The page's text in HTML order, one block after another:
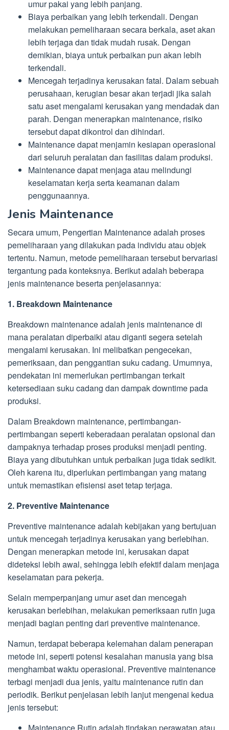
umur pakai yang lebih panjang.
Biaya perbaikan yang lebih terkendali. Dengan
melakukan pemeliharaan secara berkala, aset akan
lebih terjaga dan tidak mudah rusak. Dengan
demikian, biaya untuk perbaikan pun akan lebih
terkendali.
Mencegah terjadinya kerusakan fatal. Dalam sebuah
perusahaan, kerugian besar akan terjadi jika salah
satu aset mengalami kerusakan yang mendadak dan
parah. Dengan menerapkan maintenance, risiko
tersebut dapat dikontrol dan dihindari.
Maintenance dapat menjamin kesiapan operasional
dari seluruh peralatan dan fasilitas dalam produksi.
Maintenance dapat menjaga atau melindungi
keselamatan kerja serta keamanan dalam
penggunaannya.
Jenis Maintenance
Secara umum, Pengertian Maintenance adalah proses
pemeliharaan yang dilakukan pada individu atau objek
tertentu. Namun, metode pemeliharaan tersebut bervariasi
tergantung pada konteksnya. Berikut adalah beberapa
jenis maintenance beserta penjelasannya:
1. Breakdown Maintenance
Breakdown maintenance adalah jenis maintenance di
mana peralatan diperbaiki atau diganti segera setelah
mengalami kerusakan. Ini melibatkan pengecekan,
pemeriksaan, dan penggantian suku cadang. Umumnya,
pendekatan ini memerlukan pertimbangan terkait
ketersediaan suku cadang dan dampak downtime pada
produksi.
Dalam Breakdown maintenance, pertimbangan-
pertimbangan seperti keberadaan peralatan opsional dan
dampaknya terhadap proses produksi menjadi penting.
Biaya yang dibutuhkan untuk perbaikan juga tidak sedikit.
Oleh karena itu, diperlukan pertimbangan yang matang
untuk memastikan efisiensi aset tetap terjaga.
2. Preventive Maintenance
Preventive maintenance adalah kebijakan yang bertujuan
untuk mencegah terjadinya kerusakan yang berlebihan.
Dengan menerapkan metode ini, kerusakan dapat
dideteksi lebih awal, sehingga lebih efektif dalam menjaga
keselamatan para pekerja.
Selain memperpanjang umur aset dan mencegah
kerusakan berlebihan, melakukan pemeriksaan rutin juga
menjadi bagian penting dari preventive maintenance.
Namun, terdapat beberapa kelemahan dalam penerapan
metode ini, seperti potensi kesalahan manusia yang bisa
menghambat waktu operasional. Preventive maintenance
terbagi menjadi dua jenis, yaitu maintenance rutin dan
periodik. Berikut penjelasan lebih lanjut mengenai kedua
jenis tersebut: